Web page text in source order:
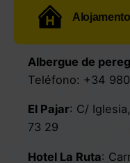
Alojamento
Albergue de
Teléfono: +34
El Pajar: C/
73 29
Hotel La Ruta: